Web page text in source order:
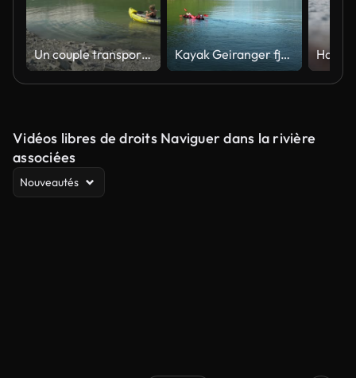
Un couple transportant un kayak dans l’eau claire avec des montagnes pittoresques à Rōldal, en Norvège Kayak Geiranger fjord Norvège
Vidéos libres de droits Naviguer dans la rivière
associées
Nouveautés